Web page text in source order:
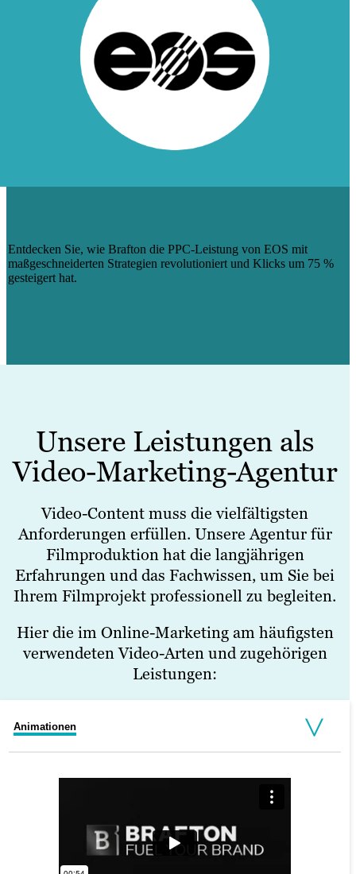
Entdecken Sie, wie Brafton die PPC-Leistung von EOS mit
maßgeschneiderten Strategien revolutioniert und Klicks um 75 %
gesteigert hat.
Unsere Leistungen als
Video-Marketing-Agentur
Video-Content muss die vielfältigsten
Anforderungen erfüllen. Unsere Agentur für
Filmproduktion hat die langjährigen
Erfahrungen und das Fachwissen, um Sie bei
Ihrem Filmprojekt professionell zu begleiten.
Hier die im Online-Marketing am häufigsten
verwendeten Video-Arten und zugehörigen
Leistungen:
Animationen
Erklärvideos mit Whiteboard